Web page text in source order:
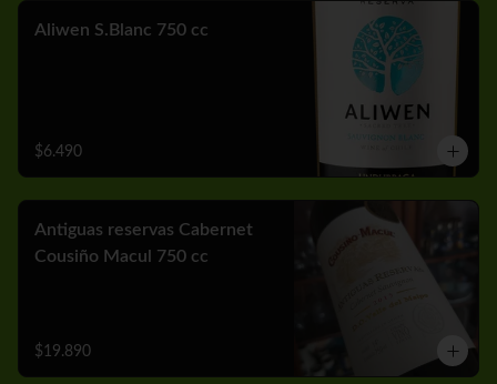
Aliwen S.Blanc 750 cc
$6.490
Antiguas reservas Cabernet
Cousiño Macul 750 cc
$19.890